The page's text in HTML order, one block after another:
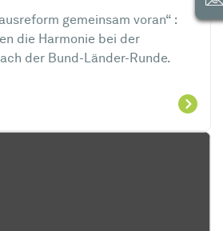
gemeinsam voran“ :
die Harmonie bei der
der Bund-Länder-Runde.